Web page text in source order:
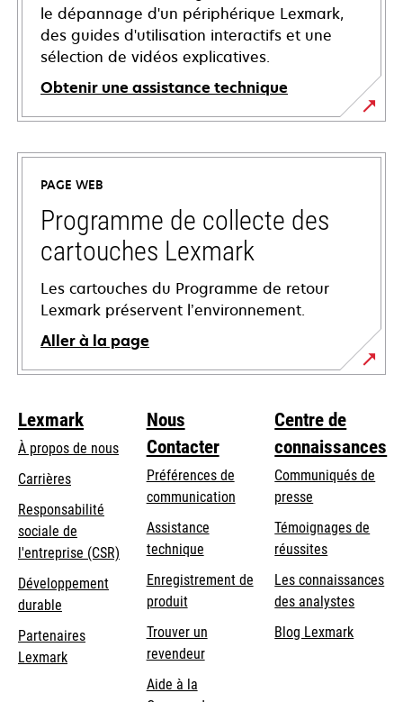
le dépannage d'un périphérique Lexmark,
des guides d'utilisation interactifs et une
sélection de vidéos explicatives.
Obtenir une assistance technique
s’ouvre
dans
nouvel
onglet
PAGE WEB
Programme de collecte des
cartouches Lexmark
Les cartouches du Programme de retour
Lexmark préservent l’environnement.
Aller à la page
Lexmark
À propos de nous
Carrières
s’ouvre
dans
un
nouvel
onglet
Responsabilité
sociale de
l'entreprise (CSR) s’ouvre
onglet
Développement
durable
Partenaires
Lexmark
Nous
Contacter
Préférences de
communication
s’ouvre
dans
un
nouvel
onglet
Assistance
techniques’ouvre
un
onglet
Enregistrement de
produit
Trouver un
revendeur
Aide à la
Centre de
connaissances
Communiqués de
presse
Témoignages de
réussites
Les connaissances
des analystes
Blog Lexmark